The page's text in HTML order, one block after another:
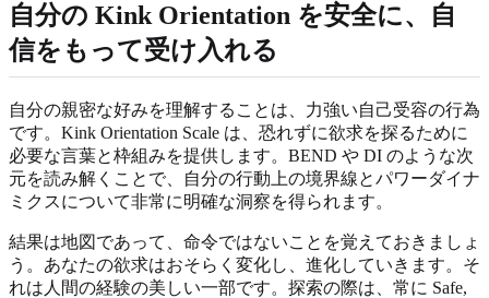
自分の Kink Orientation を安全に、自
信をもって受け入れる
自分の親密な好みを理解することは、力強い自己受容の行為
です。Kink Orientation Scale は、恐れずに欲求を探るために
必要な言葉と枠組みを提供します。BEND や DI のような次
元を読み解くことで、自分の行動上の境界線とパワーダイナ
ミクスについて非常に明確な洞察を得られます。
結果は地図であって、命令ではないことを覚えておきましょ
う。あなたの欲求はおそらく変化し、進化していきます。そ
れは人間の経験の美しい一部です。探索の際は、常に Safe,